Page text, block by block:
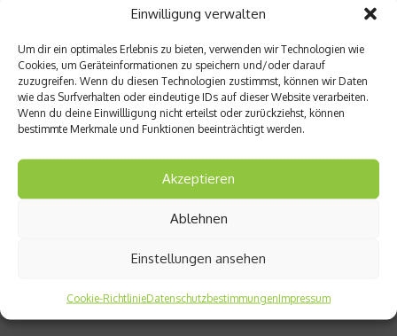
Einwilligung verwalten
Um dir ein optimales Erlebnis zu bieten, verwenden wir Technologien wie
Cookies, um Geräteinformationen zu speichern und/oder darauf
zuzugreifen. Wenn du diesen Technologien zustimmst, können wir Daten
wie das Surfverhalten oder eindeutige IDs auf dieser Website verarbeiten.
Wenn du deine Einwillligung nicht erteilst oder zurückziehst, können
bestimmte Merkmale und Funktionen beeinträchtigt werden.
Akzeptieren
Ablehnen
Einstellungen ansehen
Cookie-RichtlinieDatenschutzbestimmungenImpressum
dabei besser als triathlontypisch hinterm Sattel, denn
entstehenden Verwirbelungen können Dich auf 40
Kilometer bis zu eine Minute kosten. Da die strengen
UCI-Normen im Triathlon nicht gelten, entwickeln immer
mehr Hersteller integrierte Trinksysteme. Der Hawaii
Specialized Shiv in der Triathlon Version. Bei diesem
Rad ist eine Trinkblase in das Unterrohr eingelassen. Mit
einem Schlauch, der zwischen den Extensions endet,
aerodynamisch günstige Position verlassen zu müssen.
möglich.